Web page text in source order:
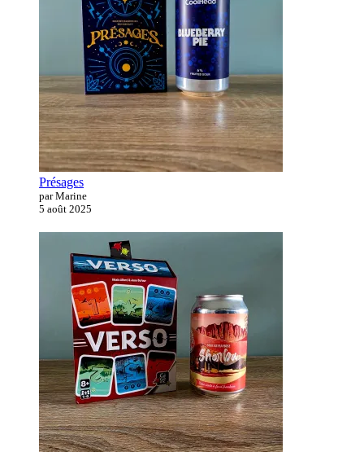
Présages
par Marine
5 août 2025